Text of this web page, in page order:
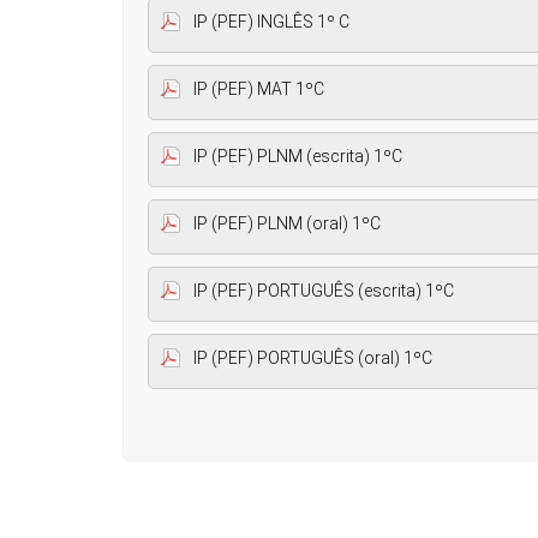
IP (PEF) INGLÊS 1º C
IP (PEF) MAT 1ºC
IP (PEF) PLNM (escrita) 1ºC
IP (PEF) PLNM (oral) 1ºC
IP (PEF) PORTUGUÊS (escrita) 1ºC
IP (PEF) PORTUGUÊS (oral) 1ºC